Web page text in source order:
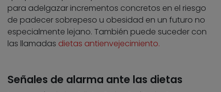
para adelgazar incrementos concretos en el riesgo
de padecer sobrepeso u obesidad en un futuro no
especialmente lejano. También puede suceder con
las llamadas dietas antienvejecimiento.
Señales de alarma ante las dietas